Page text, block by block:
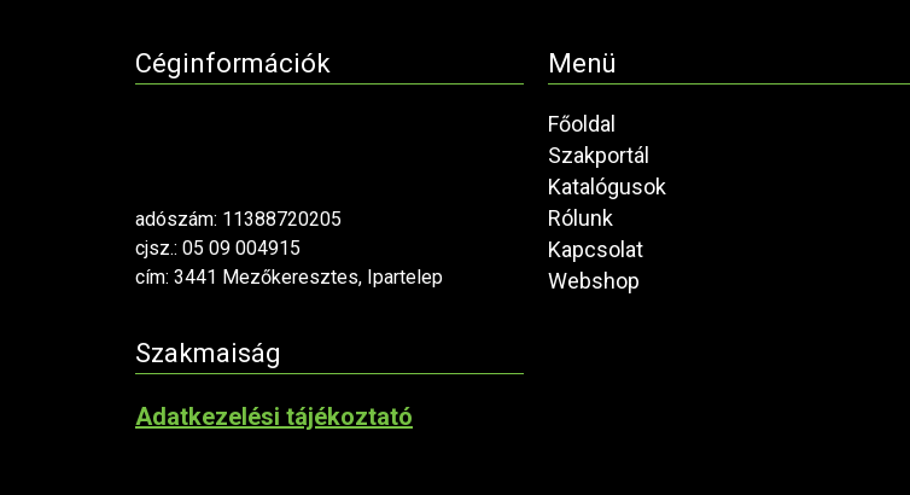
Céginformációk
adószám: 11388720205
cjsz.: 05 09 004915
cím: 3441 Mezőkeresztes, Ipartelep
Szakmaiság
Adatkezelési tájékoztató
Menü
Főoldal
Szakportál
Katalógusok
Rólunk
Kapcsolat
Webshop